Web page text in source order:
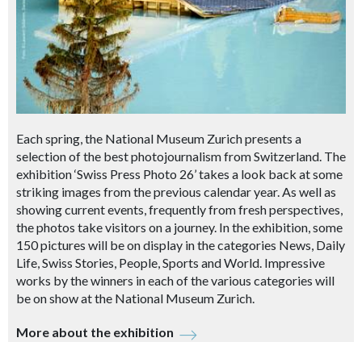
Each spring, the National Museum Zurich presents a
selection of the best photojournalism from Switzerland. The
exhibition ‘Swiss Press Photo 26’ takes a look back at some
striking images from the previous calendar year. As well as
showing current events, frequently from fresh perspectives,
the photos take visitors on a journey. In the exhibition, some
150 pictures will be on display in the categories News, Daily
Life, Swiss Stories, People, Sports and World. Impressive
works by the winners in each of the various categories will
be on show at the National Museum Zurich.
More about the exhibition